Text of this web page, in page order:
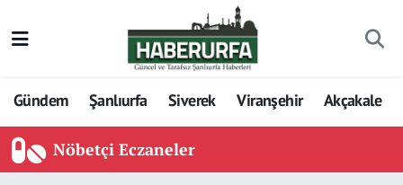
Gündem Şanlıurfa Siverek Viranşehir Akçakale
Nöbetçi Eczaneler